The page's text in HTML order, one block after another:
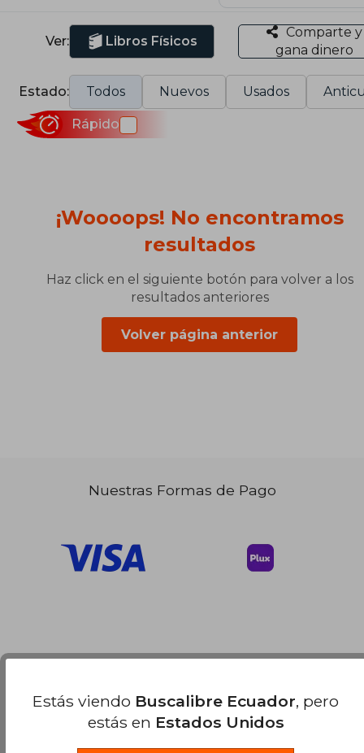
Ver: Libros Físicos
Comparte y
gana dinero
Estado: Todos Nuevos Usados
Rápido
¡Woooops! No encontramos
resultados
Haz click en el siguiente botón para volver a los
resultados anteriores
Volver página anterior
Nuestras Formas de Pago
Estás viendo Buscalibre Ecuador, pero
estás en Estados Unidos